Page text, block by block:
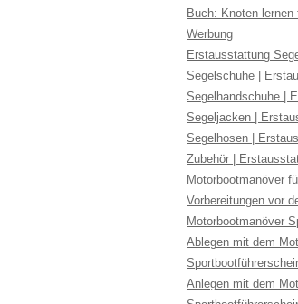
Buch: Knoten lernen
Werbung
Erstausstattung
Segelschuhe |
Segelhandschuhe |
Segeljacken |
Segelhosen |
Zubehör |
Motorbootmanöver
Vorbereitungen vor
Motorbootmanöver
Ablegen mit dem
Anlegen mit dem